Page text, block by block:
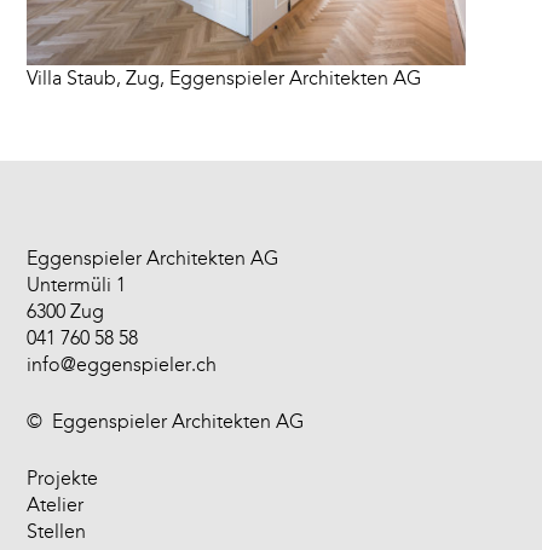
Villa Staub, Zug, Eggenspieler Architekten AG
Eggenspieler Architekten AG
Untermüli 1
6300 Zug
041 760 58 58
info@eggenspieler.ch
© Eggenspieler Architekten AG
Projekte
Atelier
Stellen